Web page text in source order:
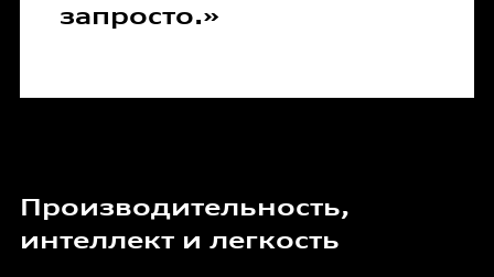
запросто.»
Производительность,
интеллект и легкость